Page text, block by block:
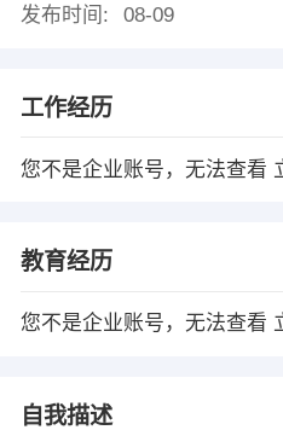
发布时间:
08-09
工作经历
您不是企业账号，无法查看
教育经历
您不是企业账号，无法查看
自我描述